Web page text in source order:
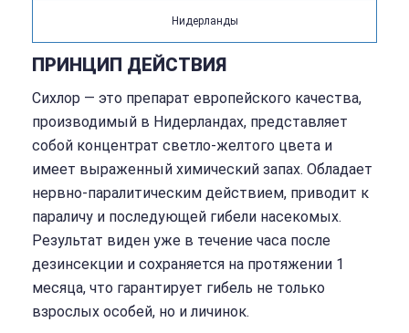
Нидерланды
ПРИНЦИП ДЕЙСТВИЯ
Сихлор — это препарат европейского качества,
производимый в Нидерландах, представляет
собой концентрат светло-желтого цвета и
имеет выраженный химический запах. Обладает
нервно-паралитическим действием, приводит к
параличу и последующей гибели насекомых.
Результат виден уже в течение часа после
дезинсекции и сохраняется на протяжении 1
месяца, что гарантирует гибель не только
взрослых особей, но и личинок.